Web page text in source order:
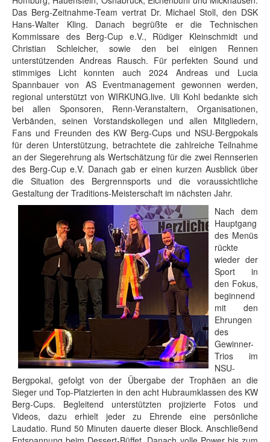
Das Berg-Zeitnahme-Team vertrat Dr. Michael Stoll, den DSK
Hans-Walter Kling. Danach begrüßte er die Technischen
Kommissare des Berg-Cup e.V., Rüdiger Kleinschmidt und
Christian Schleicher, sowie den bei einigen Rennen
unterstützenden Andreas Rausch. Für perfekten Sound und
stimmiges Licht konnten auch 2024 Andreas und Lucia
Spannbauer von AS Eventmanagement gewonnen werden,
regional unterstützt von WIRKUNG.live. Uli Kohl bedankte sich
bei allen Sponsoren, Renn-Veranstaltern, Organisationen,
Verbänden, seinen Vorstandskollegen und allen Mitgliedern,
Fans und Freunden des KW Berg-Cups und NSU-Bergpokals
für deren Unterstützung, betrachtete die zahlreiche Teilnahme
an der Siegerehrung als Wertschätzung für die zwei Rennserien
des Berg-Cup e.V. Danach gab er einen kurzen Ausblick über
die Situation des Bergrennsports und die voraussichtliche
Gestaltung der Traditions-Meisterschaft im nächsten Jahr.
Nach dem
Hauptgang
des Menüs
rückte
wieder der
Sport in
den Fokus,
beginnend
mit den
Ehrungen
des
Gewinner-
Trios im
NSU-
Bergpokal, gefolgt von der Übergabe der Trophäen an die
Sieger und Top-Platzierten in den acht Hubraumklassen des KW
Berg-Cups. Begleitend unterstützten projizierte Fotos und
Videos, dazu erhielt jeder zu Ehrende eine persönliche
Laudatio. Rund 50 Minuten dauerte dieser Block. Anschließend